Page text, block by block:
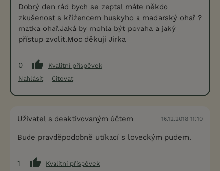
Dobrý den rád bych se zeptal máte někdo
zkušenost s kříźencem huskyho a maďarský ohař ?
matka ohař.Jaká by mohla být povaha a jaký
přístup zvolit.Moc děkuji Jirka
0
Kvalitní příspěvek
Nahlásit
Citovat
Uživatel s deaktivovaným účtem 16.12.2018 11:10
Bude pravděpodobně utíkací s loveckým pudem.
1
Kvalitní příspěvek